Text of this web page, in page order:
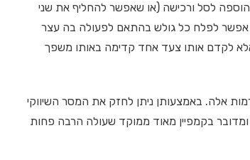
לסל ורכישה (או שאפשר להחליף את שני
אפשר לפלח כל גולש בהתאם לפעולה בה עצר
לקדם אותו צעד אחד קדימה באותו משפך
אלה. באמצעותן ניתן לחזק את המסר השיווקי
בקמפיין מאוד ממוקד שעולה הרבה פחות